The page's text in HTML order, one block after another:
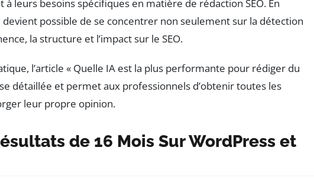
à leurs besoins spécifiques en matière de rédaction SEO. En
possible de se concentrer non seulement sur la détection
la structure et l’impact sur le SEO.
l’article « Quelle IA est la plus performante pour rédiger du
détaillée et permet aux professionnels d’obtenir toutes les
leur propre opinion.
de 16 Mois Sur WordPress et